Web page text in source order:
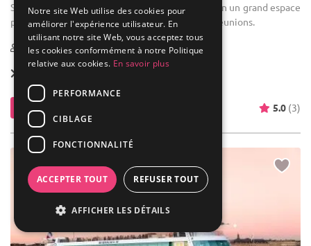
Salle des fêtes : Nous mettons à votre disposition un grand espace
pour vos événements et un plus petit pour vos réunions.
15-170
Contacter 5.0 (3)
Notre site Web utilise des cookies pour
améliorer l'expérience utilisateur. En
utilisant notre site Web, vous acceptez tous
les cookies conformément à notre Politique
relative aux cookies. En savoir plus
PERFORMANCE
CIBLAGE
FONCTIONNALITÉ
ACCEPTER TOUT REFUSER TOUT
AFFICHER LES DÉTAILS